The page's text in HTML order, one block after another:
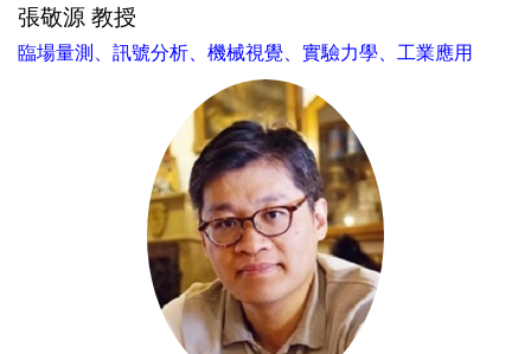
張敬源 教授
臨場量測、訊號分析、機械視覺、實驗力學、工業應用